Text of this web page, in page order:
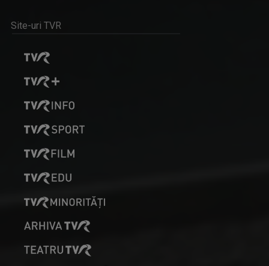
SATUL MEU
Un răgaz în care se vorbeşte despre magia ...
VIOLETA GORGOS
Are 30 de ani de experiență în realizarea de ...
Site-uri TVR